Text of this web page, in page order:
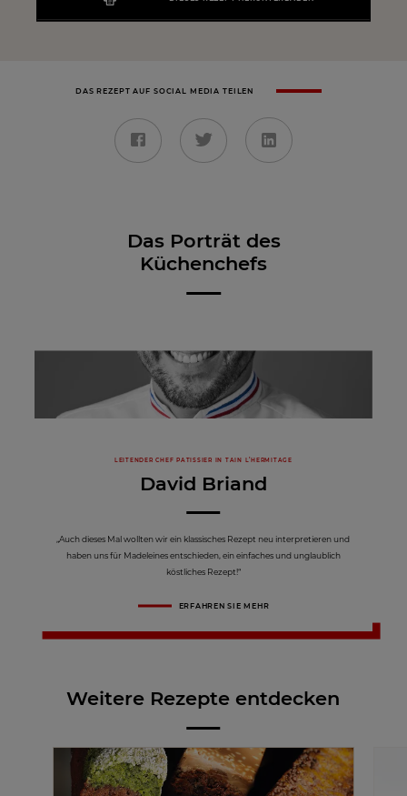
DAS REZEPT AUF SOCIAL MEDIA TEILEN
Das Porträt des
Küchenchefs
LEITENDER CHEF PATISSIER IN TAIN L’HERMITAGE
David Briand
„Auch dieses Mal wollten wir ein klassisches Rezept neu interpretieren und
haben uns für Madeleines entschieden, ein einfaches und unglaublich
köstliches Rezept!“
ERFAHREN SIE MEHR
Weitere Rezepte entdecken